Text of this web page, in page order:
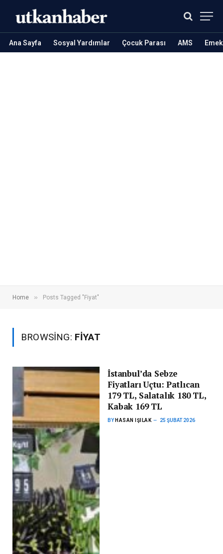
Ana Sayfa Sosyal Yardımlar Çocuk Parası AMS
Home » Posts Tagged "Fiyat"
BROWSING: FIYAT
İstanbul’da Sebze
Fiyatları Uçtu: Patlıcan
179 TL, Salatalık 180 TL,
Kabak 169 TL
BY HASAN IŞILAK 25 ŞUBAT 2026